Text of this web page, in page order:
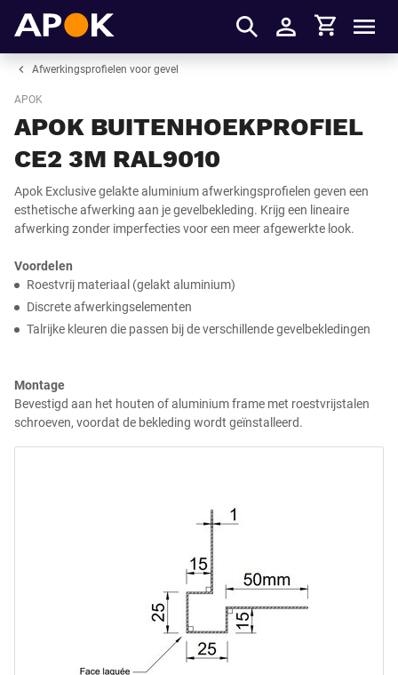
Inloggen
Winkelmandje
Afwerkingsprofielen voor gevel
APOK
APOK BUITENHOEKPROFIEL
CE2 3M RAL9010
Apok Exclusive gelakte aluminium afwerkingsprofielen geven een
esthetische afwerking aan je gevelbekleding. Krijg een lineaire
afwerking zonder imperfecties voor een meer afgewerkte look.
Voordelen
Roestvrij materiaal (gelakt aluminium)
Discrete afwerkingselementen
Talrijke kleuren die passen bij de verschillende gevelbekledingen
Montage
Bevestigd aan het houten of aluminium frame met roestvrijstalen
schroeven, voordat de bekleding wordt geïnstalleerd.